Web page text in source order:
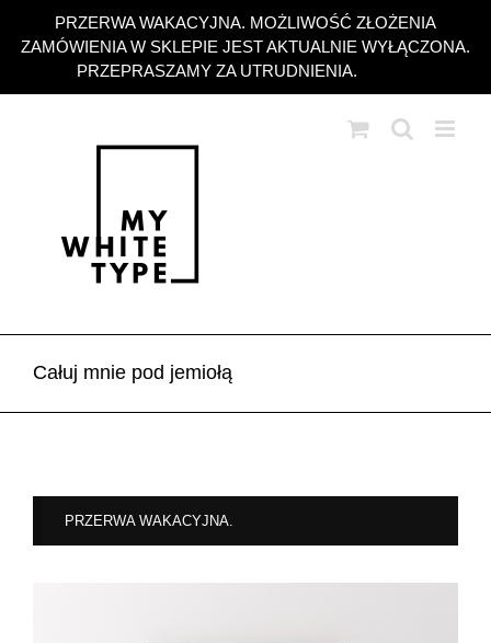
PRZERWA WAKACYJNA. MOŻLIWOŚĆ ZŁOŻENIA
ZAMÓWIENIA W SKLEPIE JEST AKTUALNIE WYŁĄCZONA.
PRZEPRASZAMY ZA UTRUDNIENIA.
zawartości
Całuj mnie pod jemiołą
PRZERWA WAKACYJNA.